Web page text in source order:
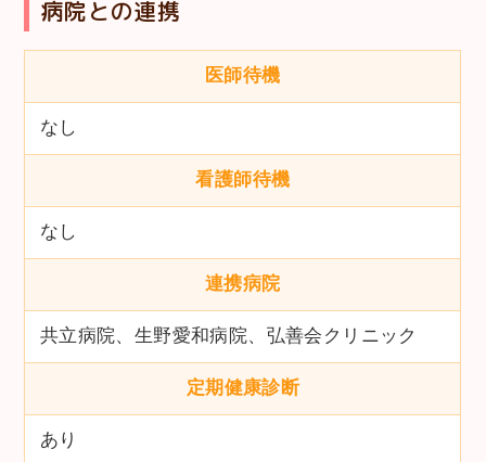
病院との連携
医師待機
なし
看護師待機
なし
連携病院
共立病院、生野愛和病院、弘善会クリニック
定期健康診断
あり